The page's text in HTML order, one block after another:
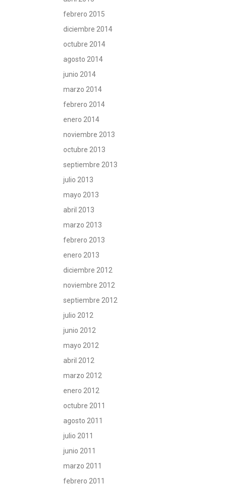
febrero 2015
diciembre 2014
octubre 2014
agosto 2014
junio 2014
marzo 2014
febrero 2014
enero 2014
noviembre 2013
octubre 2013
septiembre 2013
julio 2013
mayo 2013
abril 2013
marzo 2013
febrero 2013
enero 2013
diciembre 2012
noviembre 2012
septiembre 2012
julio 2012
junio 2012
mayo 2012
abril 2012
marzo 2012
enero 2012
octubre 2011
agosto 2011
julio 2011
junio 2011
marzo 2011
febrero 2011